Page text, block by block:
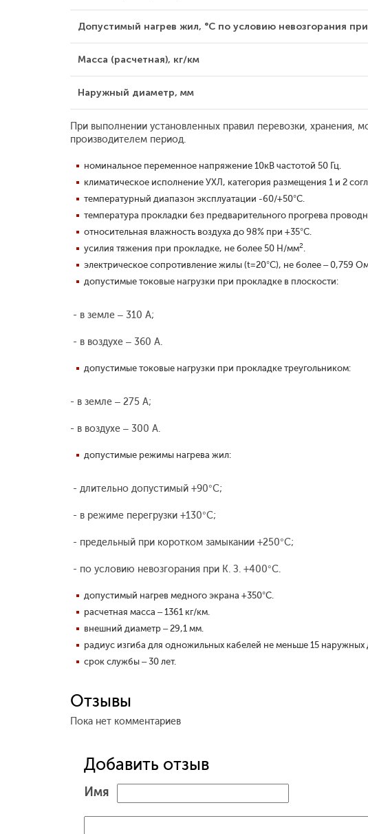
Допустимый нагрев жил, °С по условию невозгорания
Масса (расчетная), кг/км
Наружный диаметр, мм
При выполнении установленных правил перевозки, хранения,
производителем период.
номинальное переменное напряжение 10кВ частотой 50 Гц.
климатическое исполнение УХЛ, категория размещения 1 и 2
температурный диапазон эксплуатации -60/+50°С.
температура прокладки без предварительного прогрева
относительная влажность воздуха до 98% при +35°С.
усилия тяжения при прокладке, не более 50 Н/мм2.
электрическое сопротивление жилы (t=20°С), не более – 0,759
допустимые токовые нагрузки при прокладке в плоскости:
- в земле – 310 А;
- в воздухе – 360 А.
допустимые токовые нагрузки при прокладке треугольником:
- в земле – 275 А;
- в воздухе – 300 А.
допустимые режимы нагрева жил:
- длительно допустимый +90°С;
- в режиме перегрузки +130°С;
- предельный при коротком замыкании +250°С;
- по условию невозгорания при К. З. +400°С.
допустимый нагрев медного экрана +350°С.
расчетная масса – 1361 кг/км.
внешний диаметр – 29,1 мм.
радиус изгиба для одножильных кабелей не меньше 15 наружных
срок службы – 30 лет.
Отзывы
Пока нет комментариев
Добавить отзыв
Имя